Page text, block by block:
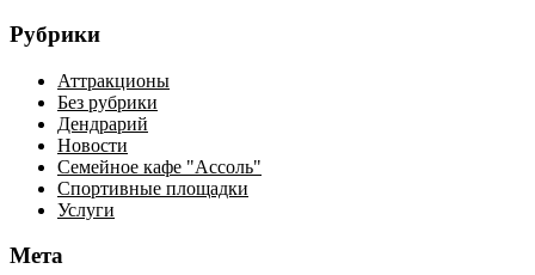
Рубрики
Аттракционы
Без рубрики
Дендрарий
Новости
Семейное кафе "Ассоль"
Спортивные площадки
Услуги
Мета